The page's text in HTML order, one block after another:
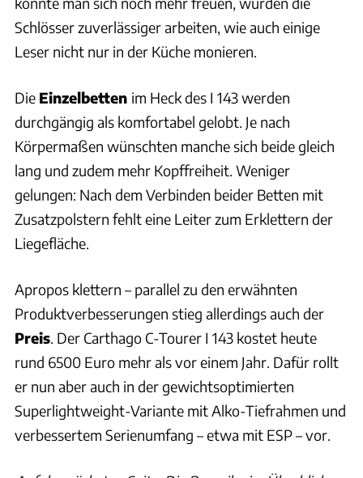
Schlösser zuverlässiger arbeiten, wie auch einige
Leser nicht nur in der Küche monieren.
Die Einzelbetten im Heck des I 143 werden
durchgängig als komfortabel gelobt. Je nach
Körpermaßen wünschten manche sich beide gleich
lang und zudem mehr Kopffreiheit. Weniger
gelungen: Nach dem Verbinden beider Betten mit
Zusatzpolstern fehlt eine Leiter zum Erklettern der
Liegefläche.
Apropos klettern – parallel zu den erwähnten
Produktverbesserungen stieg allerdings auch der
Preis. Der Carthago C-Tourer I 143 kostet heute
rund 6500 Euro mehr als vor einem Jahr. Dafür rollt
er nun aber auch in der gewichtsoptimierten
Superlightweight-Variante mit Alko-Tiefrahmen und
verbessertem Serienumfang – etwa mit ESP – vor.